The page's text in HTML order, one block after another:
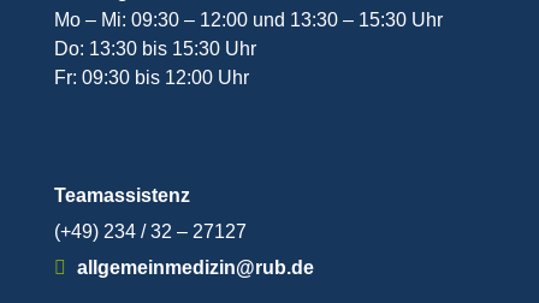
Mo – Mi: 09:30 – 12:00 und 13:30 – 15:30 Uhr
Do: 13:30 bis 15:30 Uhr
Fr: 09:30 bis 12:00 Uhr
Teamassistenz
(+49) 234 / 32 – 27127
allgemeinmedizin@rub.de